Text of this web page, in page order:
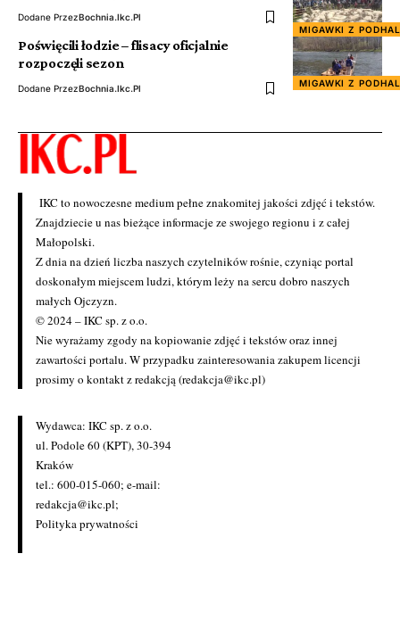
MIGAWKI Z
Dodane PrzezBochnia.ikc.pl
MIGAWKI Z
Poświęcili łodzie – flisacy oficjalnie
rozpoczęli sezon
Dodane PrzezBochnia.ikc.pl
IKC to nowoczesne medium pełne znakomitej jakości zdjęć i tekstów.
Znajdziecie u nas bieżące informacje ze swojego regionu i z całej
Małopolski.
Z dnia na dzień liczba naszych czytelników rośnie, czyniąc portal
doskonałym miejscem ludzi, którym leży na sercu dobro naszych
małych Ojczyzn.
© 2024 – IKC sp. z o.o.
Nie wyrażamy zgody na kopiowanie zdjęć i tekstów oraz innej
zawartości portalu. W przypadku zainteresowania zakupem licencji
prosimy o kontakt z redakcją (redakcja@ikc.pl)
Wydawca: IKC sp. z o.o.
ul. Podole 60 (KPT), 30-394
Kraków
tel.: 600-015-060; e-mail:
redakcja@ikc.pl;
Polityka prywatności